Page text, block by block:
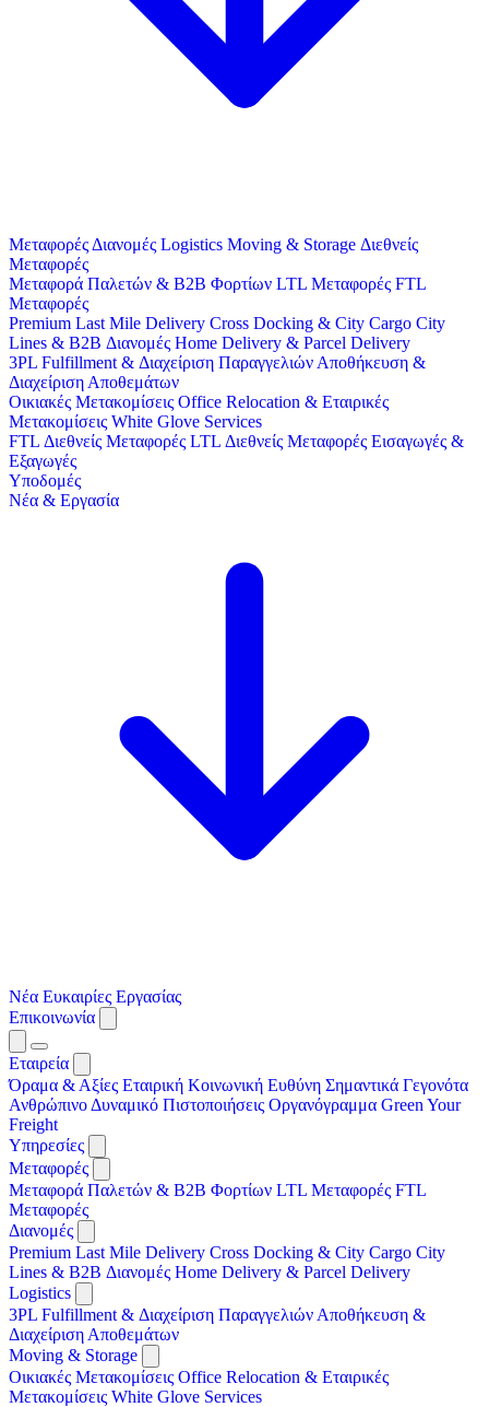
Μεταφορές Διανομές Logistics Moving & Storage Διεθνείς
Μεταφορές
Μεταφορά Παλετών & B2B Φορτίων LTL Μεταφορές FTL
Μεταφορές
Premium Last Mile Delivery Cross Docking & City Cargo City
Lines & B2B Διανομές Home Delivery & Parcel Delivery
3PL Fulfillment & Διαχείριση Παραγγελιών Αποθήκευση &
Διαχείριση Αποθεμάτων
Οικιακές Μετακομίσεις Office Relocation & Εταιρικές
Μετακομίσεις White Glove Services
FTL Διεθνείς Μεταφορές LTL Διεθνείς Μεταφορές Εισαγωγές &
Εξαγωγές
Υποδομές
Νέα & Εργασία
Νέα Ευκαιρίες Εργασίας
Επικοινωνία
Εταιρεία
Όραμα & Αξίες Εταιρική Κοινωνική Ευθύνη Σημαντικά Γεγονότα
Ανθρώπινο Δυναμικό Πιστοποιήσεις Οργανόγραμμα Green Your
Freight
Υπηρεσίες
Μεταφορές
Μεταφορά Παλετών & B2B Φορτίων LTL Μεταφορές FTL
Μεταφορές
Διανομές
Premium Last Mile Delivery Cross Docking & City Cargo City
Lines & B2B Διανομές Home Delivery & Parcel Delivery
Logistics
3PL Fulfillment & Διαχείριση Παραγγελιών Αποθήκευση &
Διαχείριση Αποθεμάτων
Moving & Storage
Οικιακές Μετακομίσεις Office Relocation & Εταιρικές
Μετακομίσεις White Glove Services